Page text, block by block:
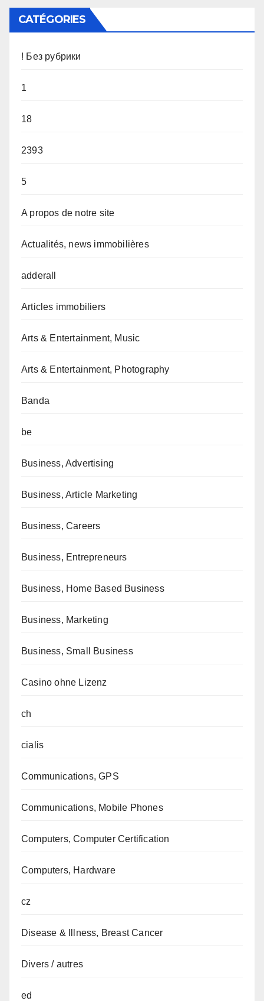
CATÉGORIES
! Без рубрики
1
18
2393
5
A propos de notre site
Actualités, news immobilières
adderall
Articles immobiliers
Arts & Entertainment, Music
Arts & Entertainment, Photography
Banda
be
Business, Advertising
Business, Article Marketing
Business, Careers
Business, Entrepreneurs
Business, Home Based Business
Business, Marketing
Business, Small Business
Casino ohne Lizenz
ch
cialis
Communications, GPS
Communications, Mobile Phones
Computers, Computer Certification
Computers, Hardware
cz
Disease & Illness, Breast Cancer
Divers / autres
ed